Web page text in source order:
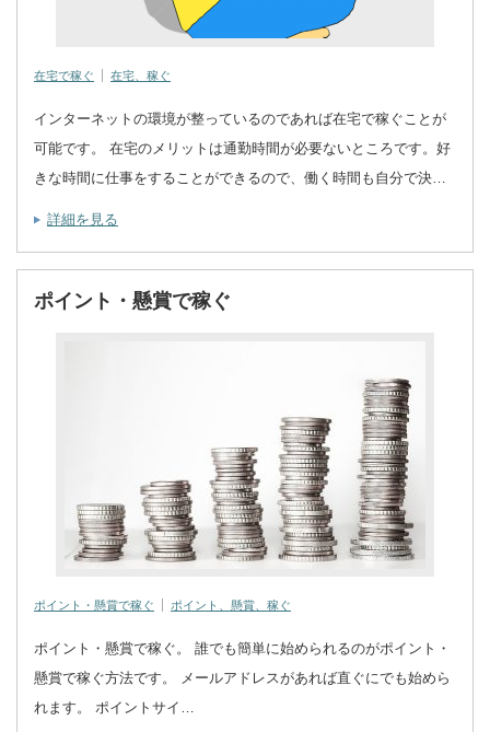
在宅で稼ぐ 在宅、稼ぐ
インターネットの環境が整っているのであれば在宅で稼ぐことが
可能です。 在宅のメリットは通勤時間が必要ないところです。好
きな時間に仕事をすることができるので、働く時間も自分で決…
詳細を見る
ポイント・懸賞で稼ぐ
ポイント・懸賞で稼ぐ ポイント、懸賞、稼ぐ
ポイント・懸賞で稼ぐ。 誰でも簡単に始められるのがポイント・
懸賞で稼ぐ方法です。 メールアドレスがあれば直ぐにでも始めら
れます。 ポイントサイ…